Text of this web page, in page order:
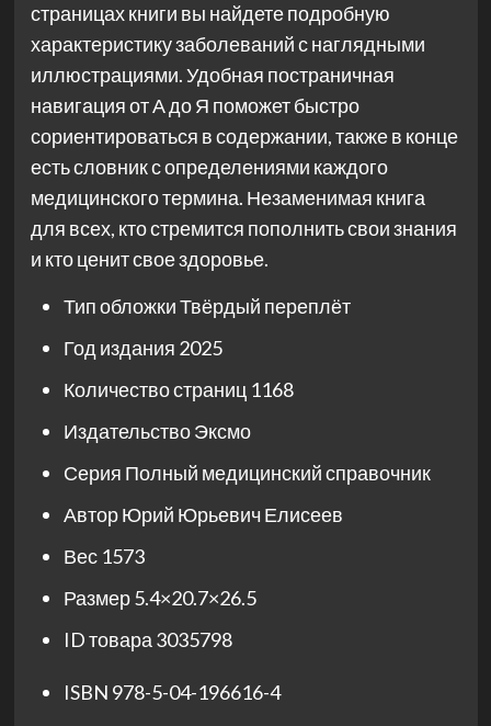
страницах книги вы найдете подробную
характеристику заболеваний с наглядными
иллюстрациями. Удобная постраничная
навигация от А до Я поможет быстро
сориентироваться в содержании, также в конце
есть словник с определениями каждого
медицинского термина. Незаменимая книга
для всех, кто стремится пополнить свои знания
и кто ценит свое здоровье.
Тип обложкиТвёрдый переплёт
Год издания 2025
Количество страниц 1168
ИздательствоЭксмо
Серия Полный медицинский справочник
АвторЮрий Юрьевич Елисеев
Вес 1573
Размер5.4×20.7×26.5
ID товара 3035798
ISBN 978-5-04-196616-4